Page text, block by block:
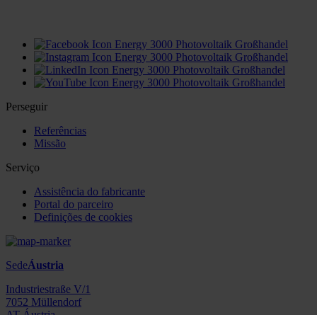
Perseguir
Referências
Missão
Serviço
Assistência do fabricante
Portal do parceiro
Definições de cookies
SedeÁustria
Industriestraße V/1
7052 Müllendorf